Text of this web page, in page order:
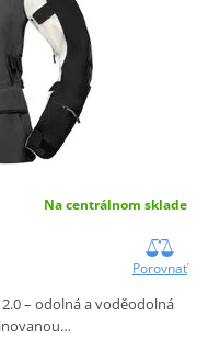
Na centrálnom sklade
Porovnať
2.0 – odolná a voděodolná